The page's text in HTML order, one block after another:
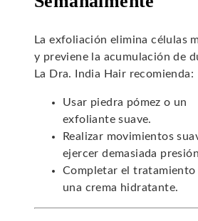
La exfoliación elimina células
y previene la acumulación de
La Dra. India Hair recomienda:
Usar piedra pómez o un
exfoliante suave.
Realizar movimientos
ejercer demasiada
Completar el tratamiento
una crema hidratante.